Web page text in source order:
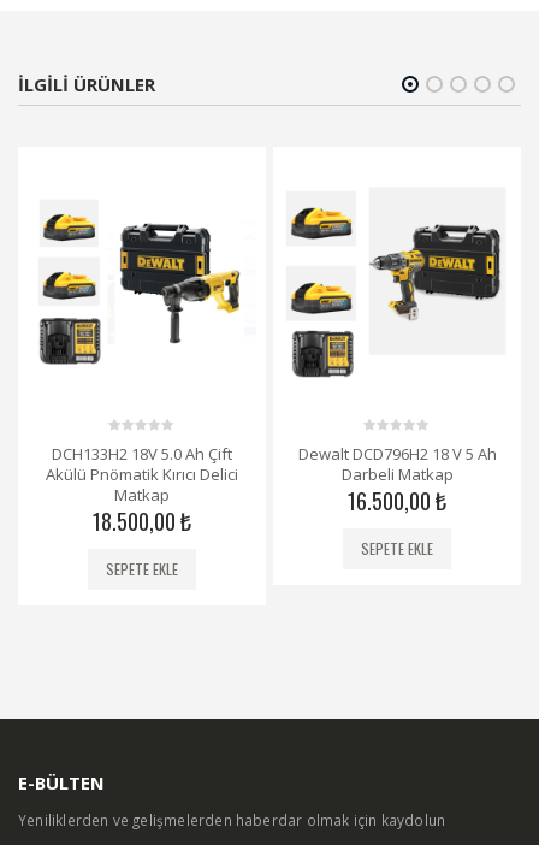
ILGILI ÜRÜNLER
out
of
5
DCH133H2 18V 5.0 Ah Çift
Akülü Pnömatik Kırıcı Delici
Matkap
18.500,00₺
SEPETE EKLE
out
of
5
Dewalt DCD796H2 18 V 5 Ah
Darbeli Matkap
16.500,00₺
SEPETE EKLE
E-BÜLTEN
Yeniliklerden ve gelişmelerden haberdar olmak için kaydolun